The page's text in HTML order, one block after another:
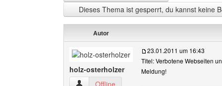
Dieses Thema ist gesperrt, du kannst keine
Autor
holz-osterholzer
holz-osterholzer Benutzer-Profile anzeigen
Offline
23.01.2011 um 16:43
Titel: Verbotene Webseiten
Meldung!